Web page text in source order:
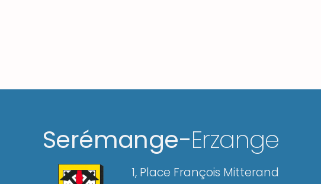
Serémange-Erzange
1, Place François Mitterand